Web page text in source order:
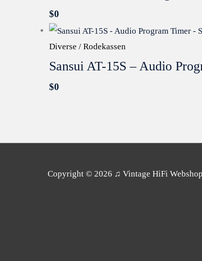
$0
Diverse / Rodekassen
Sansui AT-15S – Audio
$0
Copyright © 2026 ♫ Vintage HiFi